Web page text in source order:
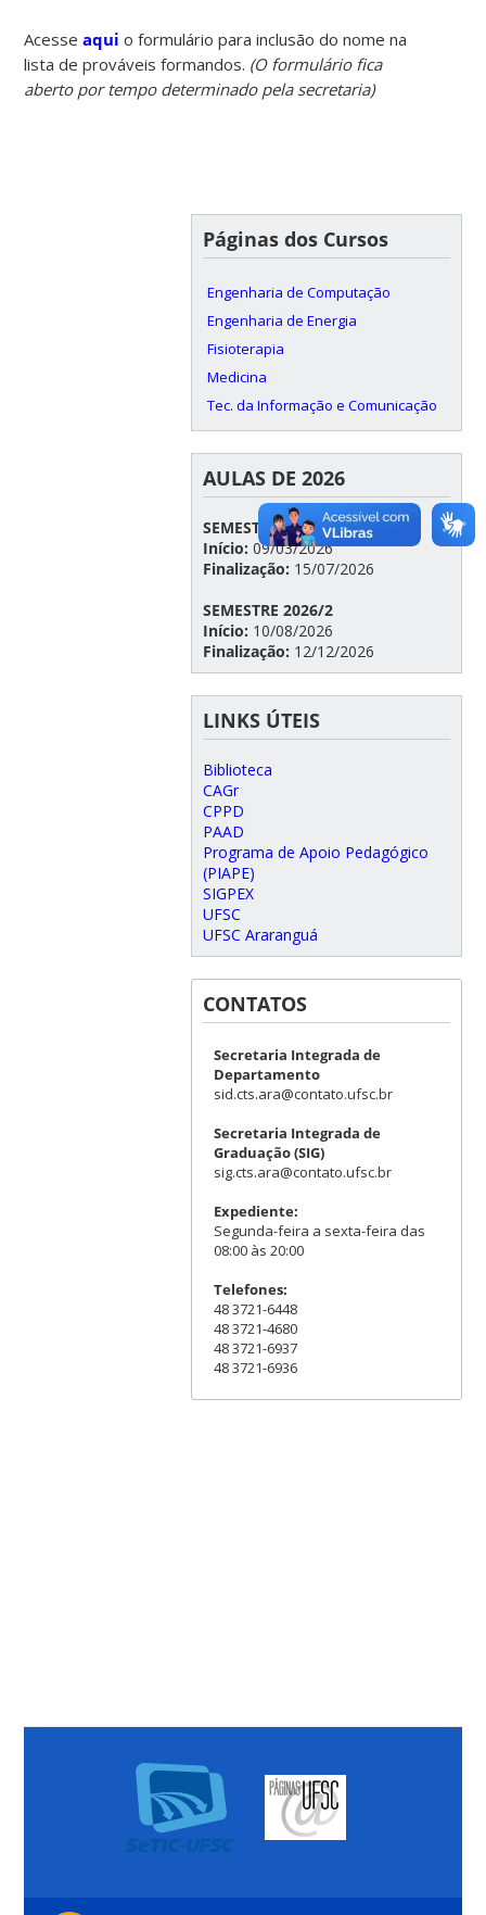
Acesseaqui o formulário para inclusão do nome na
lista de prováveis formandos. (O formulário fica
aberto por tempo determinado pela secretaria)
Páginas dos Cursos
Engenharia de Computação
Engenharia de Energia
Fisioterapia
Medicina
Tec. da Informação e Comunicação
AULAS DE 2026
SEMESTRE 2026/1
Início: 09/03/2026
Finalização: 15/07/2026
SEMESTRE 2026/2
Início: 10/08/2026
Finalização: 12/12/2026
LINKS ÚTEIS
Biblioteca
CAGr
CPPD
PAAD
Programa de Apoio Pedagógico
(PIAPE)
SIGPEX
UFSC
UFSC Araranguá
CONTATOS
Secretaria Integrada de
Departamento
sid.cts.ara@contato.ufsc.br
Secretaria Integrada de
Graduação (SIG)
sig.cts.ara@contato.ufsc.br
Expediente:
Segunda-feira a sexta-feira das
08:00 às 20:00
Telefones:
48 3721-6448
48 3721-4680
48 3721-6937
48 3721-6936